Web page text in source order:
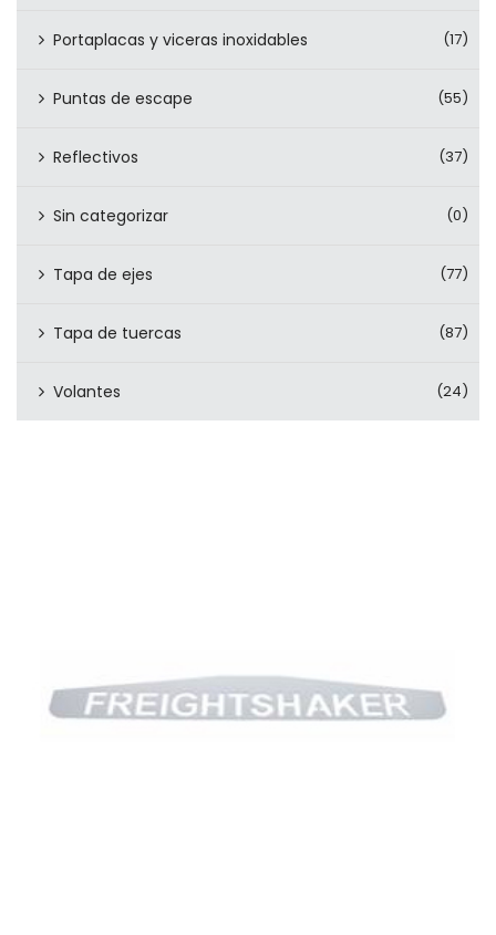
Portaplacas y viceras inoxidables (17)
Puntas de escape (55)
Reflectivos (37)
Sin categorizar (0)
Tapa de ejes (77)
Tapa de tuercas (87)
Volantes (24)